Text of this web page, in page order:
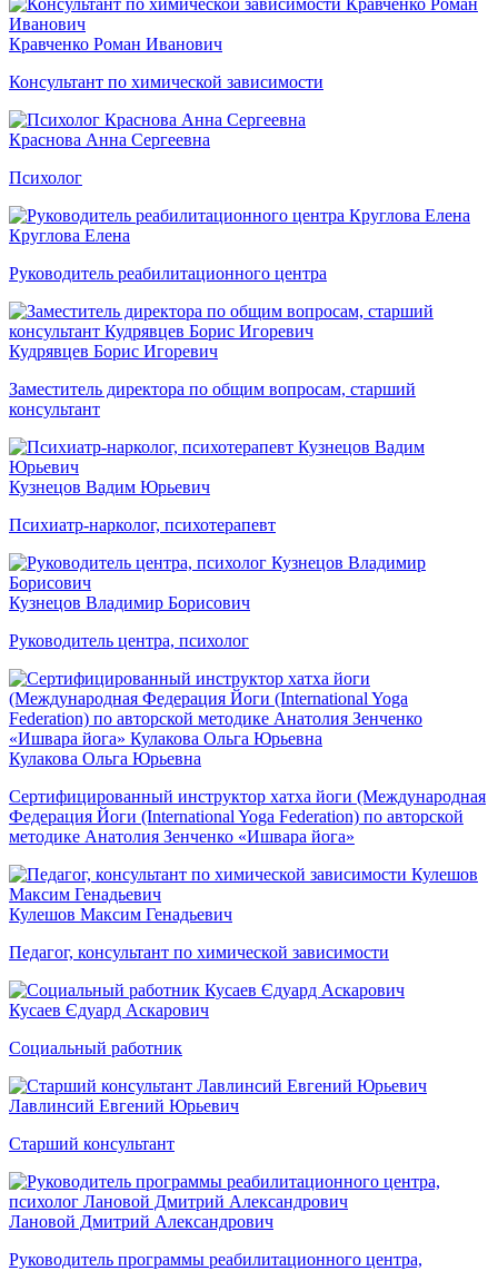
Кравченко Роман Иванович
Консультант по химической зависимости
Краснова Анна Сергеевна
Психолог
Круглова Елена
Руководитель реабилитационного центра
Кудрявцев Борис Игоревич
Заместитель директора по общим вопросам, старший
консультант
Кузнецов Вадим Юрьевич
Психиатр-нарколог, психотерапевт
Кузнецов Владимир Борисович
Руководитель центра, психолог
Кулакова Ольга Юрьевна
Сертифицированный инструктор хатха йоги (Международная
Федерация Йоги (International Yoga Federation) по авторской
методике Анатолия Зенченко «Ишвара йога»
Кулешов Максим Генадьевич
Педагог, консультант по химической зависимости
Кусаев Єдуард Аскарович
Социальный работник
Лавлинсий Евгений Юрьевич
Старший консультант
Лановой Дмитрий Александрович
Руководитель программы реабилитационного центра,